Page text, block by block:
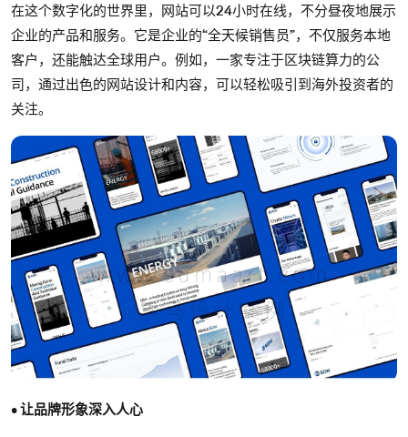
在这个数字化的世界里，网站可以24小时在线，不分昼夜地展示
企业的产品和服务。它是企业的“全天候销售员”，不仅服务本地
客户，还能触达全球用户。例如，一家专注于区块链算力的公
司，通过出色的网站设计和内容，可以轻松吸引到海外投资者的
关注。
• 让品牌形象深入人心